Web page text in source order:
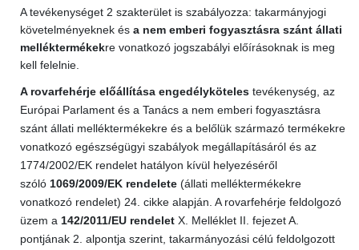
A tevékenységet 2 szakterület is szabályozza: takarmányjogi
követelményeknek és a nem emberi fogyasztásra szánt állati
melléktermékekre vonatkozó jogszabályi előírásoknak is meg
kell felelnie.
A rovarfehérje előállítása engedélyköteles tevékenység, az
Európai Parlament és a Tanács a nem emberi fogyasztásra
szánt állati melléktermékekre és a belőlük származó termékekre
vonatkozó egészségügyi szabályok megállapításáról és az
1774/2002/EK rendelet hatályon kívül helyezéséről
szóló 1069/2009/EK rendelete (állati melléktermékekre
vonatkozó rendelet) 24. cikke alapján. A rovarfehérje feldolgozó
üzem a 142/2011/EU rendelet X. Melléklet II. fejezet A.
pontjának 2. alpontja szerint, takarmányozási célú feldolgozott